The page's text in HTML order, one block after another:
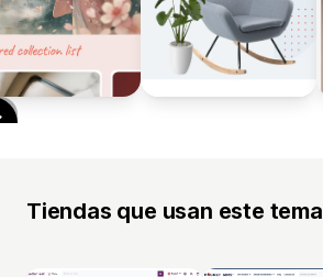
Tiendas que usan este tema